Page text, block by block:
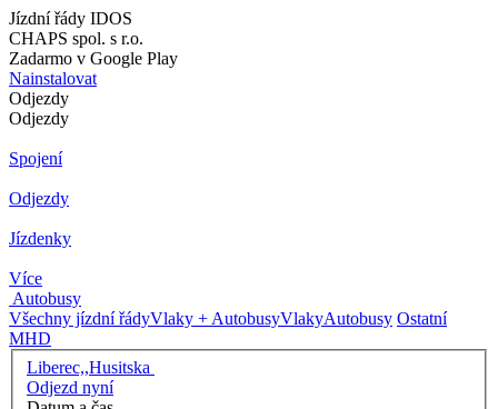
Jízdní řády IDOS
CHAPS spol. s r.o.
Zadarmo v Google Play
Nainstalovat
Odjezdy
Odjezdy
Spojení
Odjezdy
Jízdenky
Více
Autobusy
Všechny jízdní řádyVlaky + AutobusyVlakyAutobusy Ostatní
MHD
Liberec,,Husitska
Odjezd nyní